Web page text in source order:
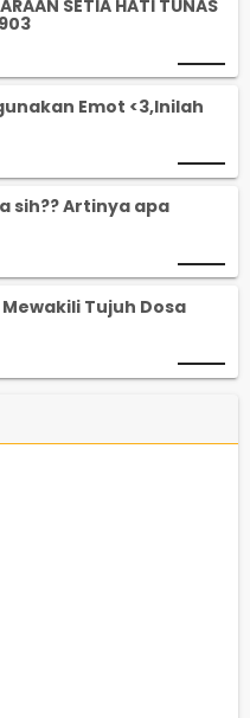
SETIA HATI TUNAS
Emot <3,Inilah
sih?? Artinya apa
Tujuh Dosa